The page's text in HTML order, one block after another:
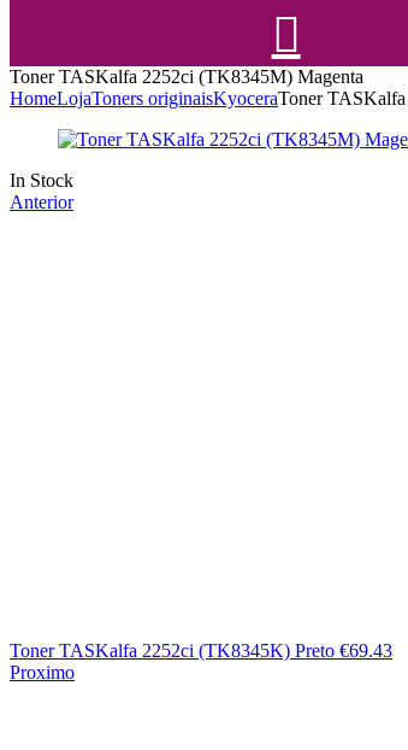
Toner TASKalfa 2252ci (TK8345M) Magenta
HomeLojaToners originaisKyoceraToner
Availability:
In Stock
Anterior
Toner TASKalfa 2252ci (TK8345K) Preto €69.43
Proximo